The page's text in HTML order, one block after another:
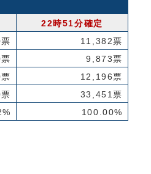
22時51分確定
11,382票
9,873票
12,196票
33,451票
100.00%